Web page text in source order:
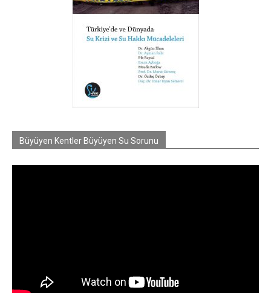
Büyüyen Kentler Büyüyen Su Sorunu